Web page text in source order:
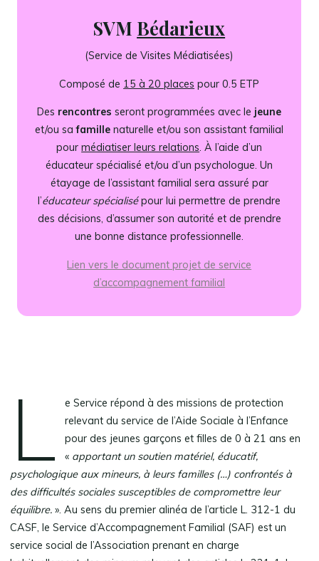
SVM Bédarieux
(Service de Visites Médiatisées)
Composé de 15 à 20 places pour 0.5 ETP
Des rencontres seront programmées avec le jeune
et/ou safamillenaturelle et/ou son assistant familial
pourmédiatiser leurs relations. À l’aide d’un
éducateur spécialisé et/ou d’un psychologue. Un
étayage de l’assistant familial sera assuré par
l’éducateur spécialisépour lui permettre de prendre
des décisions, d’assumer son autorité et de prendre
une bonne distance professionnelle.
Lien vers le document projet de service
d’accompagnement familial
L
e Service répond à des missions de protection
relevant du service de l’Aide Sociale à l’Enfance
pour des jeunes garçons et filles de 0 à 21 ans en
« apportant un soutien matériel, éducatif,
psychologique aux mineurs, à leurs familles (…) confrontés à
des difficultés sociales susceptibles de compromettre leur
équilibre. ». Au sens du premier alinéa de l’article L. 312-1 du
CASF, le Service d’Accompagnement Familial (SAF) est un
service social de l’Association prenant en charge